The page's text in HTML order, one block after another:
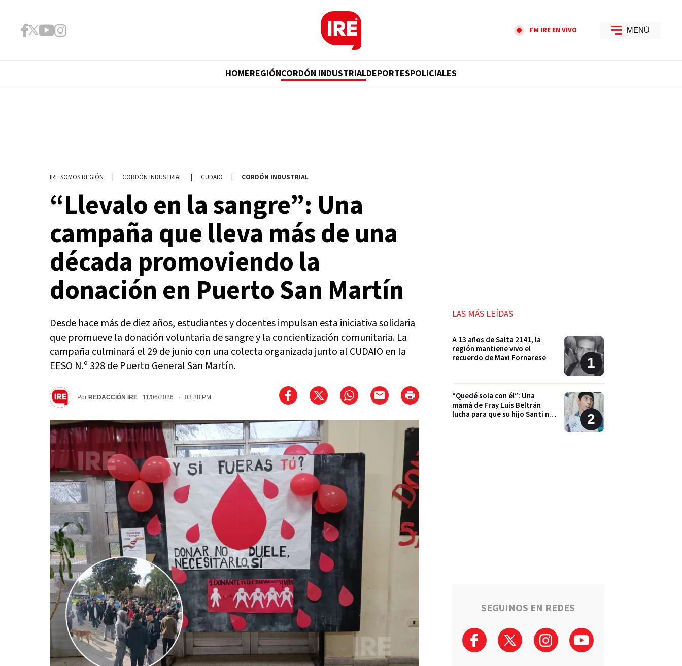
FM IRE EN VIVO MENÚ
HOMEREGIÓNCORDÓN INDUSTRIALDEPORTESPOLICIALES
IRE SOMOS REGIÓN | CORDÓN INDUSTRIAL | CUDAIO | CORDÓN INDUSTRIAL
“Llevalo en la sangre”: Una
campaña que lleva más de una
década promoviendo la
donación en Puerto San Martín
Desde hace más de diez años, estudiantes y docentes impulsan esta iniciativa solidaria
que promueve la donación voluntaria de sangre y la concientización comunitaria. La
campaña culminará el 29 de junio con una colecta organizada junto al CUDAIO en la
EESO N.º 328 de Puerto General San Martín.
Por REDACCIÓN IRE 11/06/2026 · 03:38 PM
LAS MÁS LEÍDAS
A 13 años de Salta 2141, la
región mantiene vivo el
recuerdo de Maxi Fornarese
“Quedé sola con él”: Una
mamá de Fray Luis Beltrán
lucha para que su hijo Santi no
SEGUINOS EN REDES